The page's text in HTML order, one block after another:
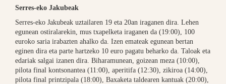
Serres-eko Jakubeak
Serres-eko Jakubeak uztailaren 19 eta 20an iraganen dira. Lehen
egunean ostiralarekin, mus txapelketa iraganen da (19:00), 100
euroko saria irabazten ahalko da. Izen emateak egunean bertan
eginen dira eta parte hartzeko 10 euro pagatu beharko da. Taloak eta
edariak salgai izanen dira. Biharamunean, goizean meza (10:00),
pilota final kontsonantea (11:00), aperitifa (12:30), zikiroa (14:00),
pilota final printzipala (18:00), Baxaketa taldearen kantuak (20:00),